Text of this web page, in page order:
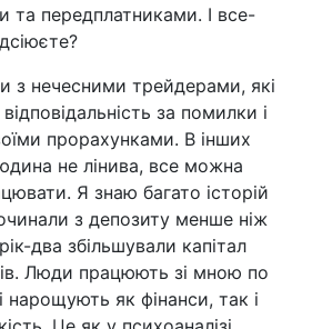
та передплатниками. І все-
з нечесними трейдерами, які
за помилки і
прорахунками. В інших
не лінива, все можна
Я знаю багато історій
з депозиту менше ніж
два збільшували капітал
Люди працюють зі мною по
нарощують як фінанси, так і